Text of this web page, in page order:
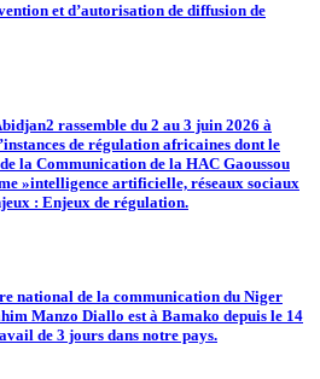
et d’autorisation de diffusion de
rassemble du 2 au 3 juin 2026 à
de régulation africaines dont le
la Communication de la HAC Gaoussou
»intelligence artificielle, réseaux sociaux
: Enjeux de régulation.
national de la communication du Niger
Manzo Diallo est à Bamako depuis le 14
de 3 jours dans notre pays.